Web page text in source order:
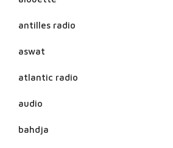
antilles radio
aswat
atlantic radio
audio
bahdja